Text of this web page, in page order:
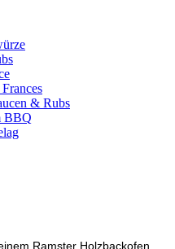
& Rubs
BBQ
Ramster Holzbackofen